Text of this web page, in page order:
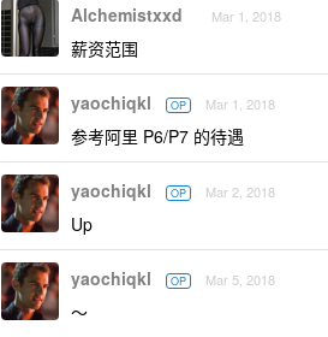
Alchemistxxd Mar 1, 2018
薪资范围
yaochiqkl OP Mar 1, 2018
参考阿里 P6/P7 的待遇
yaochiqkl OP Mar 2, 2018
Up
yaochiqkl OP Mar 5, 2018
～